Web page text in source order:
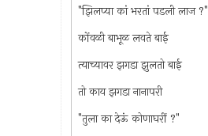
"झिलप्या कां भरतां पडली लाज ?"
कोंवळी बाभूळ लवते बाई
त्याच्यावर झगडा झुलतो बाई
तो काय झगडा नानापरी
"तुला का देऊं कोणाघरीं ?"